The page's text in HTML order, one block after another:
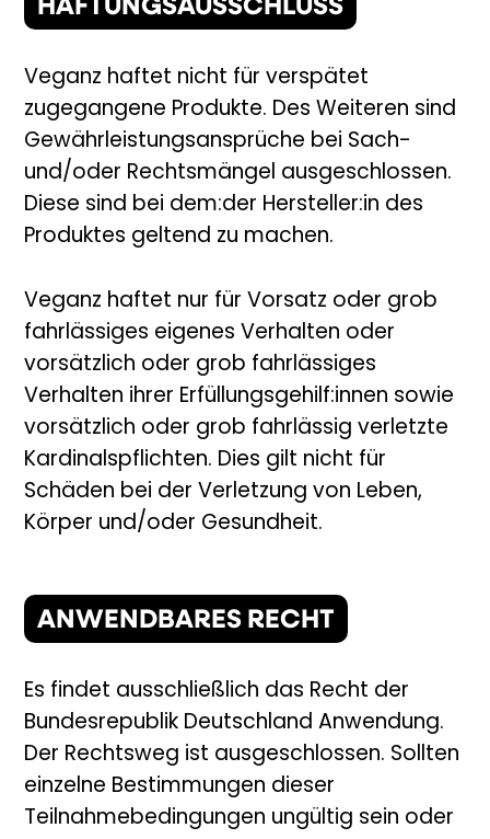
HAFTUNGSAUSSCHLUSS
Veganz haftet nicht für verspätet
zugegangene Produkte. Des Weiteren sind
Gewährleistungsansprüche bei Sach-
und/oder Rechtsmängel ausgeschlossen.
Diese sind bei dem:der Hersteller:in des
Produktes geltend zu machen.
Veganz haftet nur für Vorsatz oder grob
fahrlässiges eigenes Verhalten oder
vorsätzlich oder grob fahrlässiges
Verhalten ihrer Erfüllungsgehilf:innen sowie
vorsätzlich oder grob fahrlässig verletzte
Kardinalspflichten. Dies gilt nicht für
Schäden bei der Verletzung von Leben,
Körper und/oder Gesundheit.
ANWENDBARES RECHT
Es findet ausschließlich das Recht der
Bundesrepublik Deutschland Anwendung.
Der Rechtsweg ist ausgeschlossen. Sollten
einzelne Bestimmungen dieser
Teilnahmebedingungen ungültig sein oder